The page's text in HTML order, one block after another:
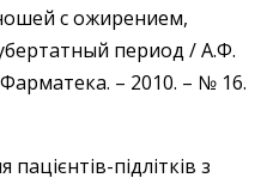
с ожирением,
период / А.Ф.
– 2010. – № 16.
підлітків з